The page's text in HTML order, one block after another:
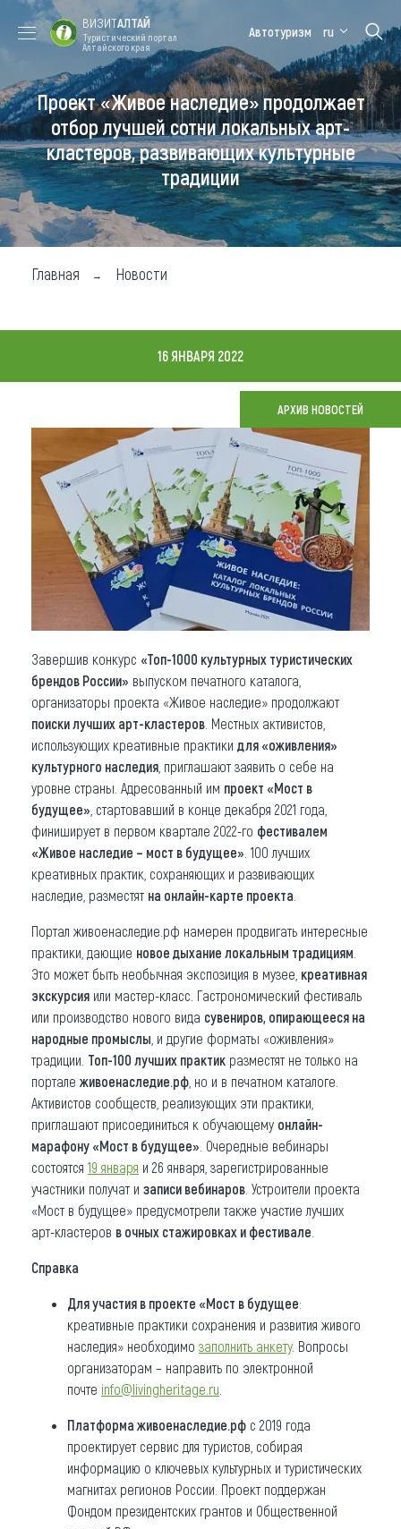
Форум VISIT
ALTAI
Цветение
маральника
Медицинский
форум
Алтайская
зимовка
Туры
Где побывать
Чем заняться
Где остановиться
Что привезти (сувениры)
О регионе
Коллекция впечатлений
Другие рубрики
ВИЗИТАЛТАЙ
Туристический портал
Алтайского края
Автотуризм ru
Проект «Живое наследие» продолжает
отбор лучшей сотни локальных арт-
кластеров, развивающих культурные
традиции
Главная Новости
16 ЯНВАРЯ 2022
АРХИВ НОВОСТЕЙ
Завершив конкурс «Топ-1000 культурных туристических
брендов России» выпуском печатного каталога,
организаторы проекта «Живое наследие» продолжают
поиски лучших арт-кластеров . Местных активистов,
использующих креативные практики для «оживления»
культурного наследия , приглашают заявить о себе на
уровне страны. Адресованный им проект «Мост в
будущее» , стартовавший в конце декабря 2021 года,
финиширует в первом квартале 2022-го фестивалем
«Живое наследие – мост в будущее» . 100 лучших
креативных практик, сохраняющих и развивающих
наследие, разместят на онлайн-карте проекта
Портал живоенаследие.рф намерен продвигать интересные
практики, дающие новое дыхание локальным традициям
Это может быть необычная экспозиция в музее, креативная
экскурсия или мастер-класс. Гастрономический фестиваль
или производство нового вида сувениров, опирающееся на
народные промыслы , и другие форматы «оживления»
традиции. Топ-100 лучших практик разместят не только на
портале живоенаследие.рф , но и в печатном каталоге.
Активистов сообществ, реализующих эти практики,
приглашают присоединиться к обучающему онлайн-
марафону «Мост в будущее» . Очередные вебинары
состоятся 19 января и 26 января, зарегистрированные
участники получат и записи вебинаров . Устроители проекта
«Мост в будущее» предусмотрели также участие лучших
арт-кластеров в очных стажировках и фестивале
Справка
Для участия в проекте «Мост в будущее:
креативные практики сохранения и развития живого
наследия» необходимо заполнить анкету. Вопросы
организаторам – направить по электронной
почте info@livingheritage.ru
Платформа живоенаследие.рф с 2019 года
проектирует сервис для туристов, собирая
информацию о ключевых культурных и туристических
магнитах регионов России. Проект поддержан
Фондом президентских грантов и Общественной